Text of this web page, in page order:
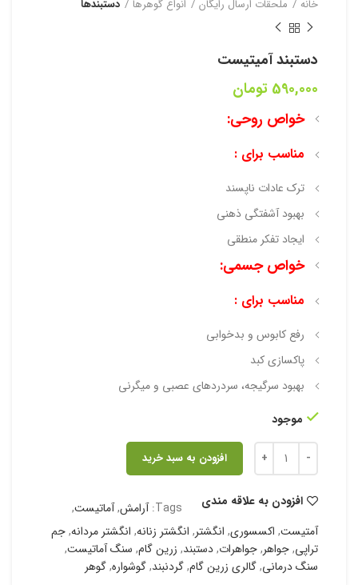
خانه ملحقات ارسال رایگان انواع گوهرها دستبند‌ها
دستبند آمیتیست
590,000 تومان
خواص روحی:
مناسب برای :
ترک عادات ناپسند
بهبود آشفتگی ذهنی
ایجاد تفکر منطقی
خواص جسمی:
مناسب برای :
رفع کابوس و بدخوابی
پاکسازی کبد
بهبود سرگیجه، سردردهای عصبی و میگرنی
موجود
افزودن به سبد خرید
افزودن به علاقه مندی Tags: آرامش,آماتیست,
آمتیست, اکسسوری, انگشتر, انگشتر زنانه, انگشتر مردانه,جم
تراپی,جواهر,جواهرات,دستبند, زرین گام, سنگ آماتیست,
سنگ درمانی,گالری زرین گام,گردنبند,گوشواره,گوهر